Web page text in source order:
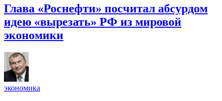
Глава «Роснефти» посчитал абсурдом
идею «вырезать» РФ из мировой
экономики
экономика